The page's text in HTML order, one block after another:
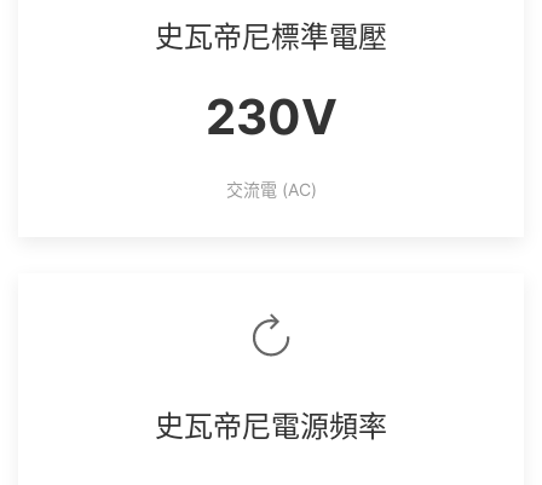
史瓦帝尼標準電壓
230V
交流電 (AC)
史瓦帝尼電源頻率